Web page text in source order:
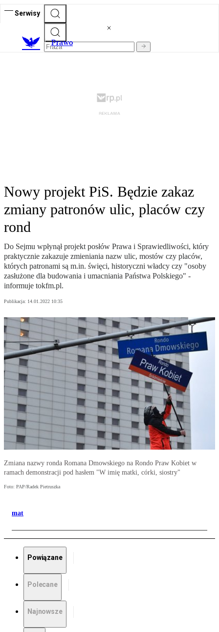
Serwisy
Prawo
Nowy projekt PiS. Będzie zakaz
zmiany patronów ulic, placów czy
rond
Do Sejmu wpłynął projekt posłów Prawa i Sprawiedliwości, który
praktycznie zakazuje zmieniania nazw ulic, mostów czy placów,
których patronami są m.in. święci, historyczni władcy czy "osoby
zasłużone dla budowania i umacniania Państwa Polskiego" -
informuje tokfm.pl.
Publikacja: 14.01.2022 10:35
Zmiana nazwy ronda Romana Dmowskiego na Rondo Praw Kobiet w
ramach demonstracji pod hasłem "W imię matki, córki, siostry"
Foto: PAP/Radek Pietruszka
mat
Powiązane
Polecane
Najnowsze